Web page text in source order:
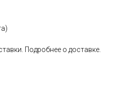
Подробнее о доставке.